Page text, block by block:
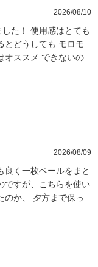
2026/08/10
た！ 使用感はとても
とどうしても モロモ
オススメ できないの
2026/08/09
良く一枚ベールをまと
ですが、こちらを使い
のか、 夕方まで保っ